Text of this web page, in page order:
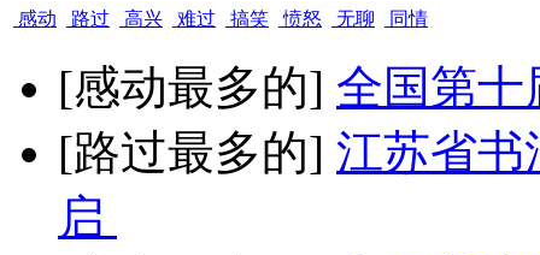
感动 路过 高兴 难过 搞笑 愤怒 无聊 同情
[感动最多的] 全国第十
[路过最多的] 江苏省书
启